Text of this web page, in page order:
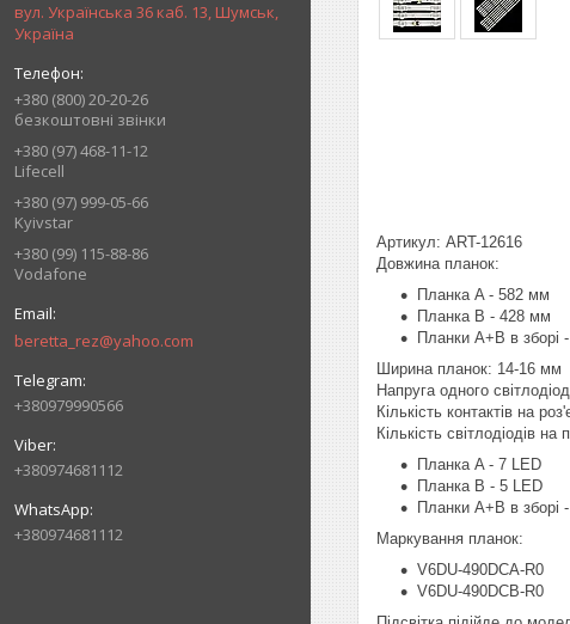
вул. Українська 36 каб. 13, Шумськ,
Україна
+380 (800) 20-20-26
безкоштовні звінки
+380 (97) 468-11-12
Lifecell
+380 (97) 999-05-66
Kyivstar
+380 (99) 115-88-86
Vodafone
beretta_rez@yahoo.com
+380979990566
+380974681112
+380974681112
Артикул: ART-12616
Довжина планок:
Планка A - 582 мм
Планка B - 428 мм
Планки A+B в зборі
Ширина планок: 14-16 мм
Напруга одного
Кількість контактів на
Кількість світлодіодів на
Планка A - 7 LED
Планка B - 5 LED
Планки A+B в зборі
Маркування планок:
V6DU-490DCA-R0
V6DU-490DCB-R0